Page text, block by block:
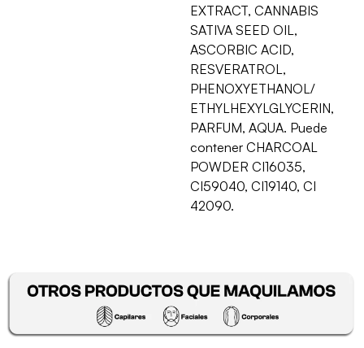
EXTRACT, CANNABIS
SATIVA SEED OIL,
ASCORBIC ACID,
RESVERATROL,
PHENOXYETHANOL/
ETHYLHEXYLGLYCERIN,
PARFUM, AQUA. Puede
contener CHARCOAL
POWDER CI16035,
CI59040, CI19140, CI
42090.